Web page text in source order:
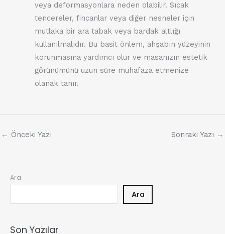
veya deformasyonlara neden olabilir. Sıcak
tencereler, fincanlar veya diğer nesneler için
mutlaka bir ara tabak veya bardak altlığı
kullanılmalıdır. Bu basit önlem, ahşabın yüzeyinin
korunmasına yardımcı olur ve masanızın estetik
görünümünü uzun süre muhafaza etmenize
olanak tanır.
← Önceki Yazı Sonraki Yazı →
Ara
Ara
Son Yazılar